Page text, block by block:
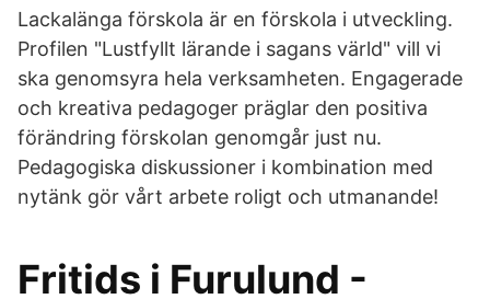
Lackalänga förskola är en förskola i utveckling.
Profilen "Lustfyllt lärande i sagans värld" vill vi
ska genomsyra hela verksamheten. Engagerade
och kreativa pedagoger präglar den positiva
förändring förskolan genomgår just nu.
Pedagogiska diskussioner i kombination med
nytänk gör vårt arbete roligt och utmanande!
Fritids i Furulund -